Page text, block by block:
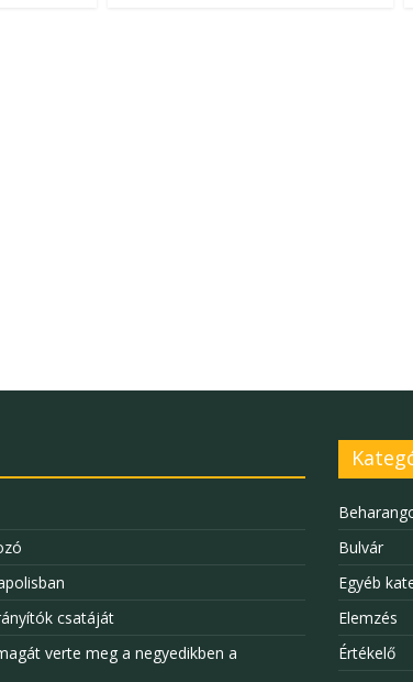
csatáját
verte meg a negyedikben a
Bulvár
Egyéb
Elemzés
Értékelő